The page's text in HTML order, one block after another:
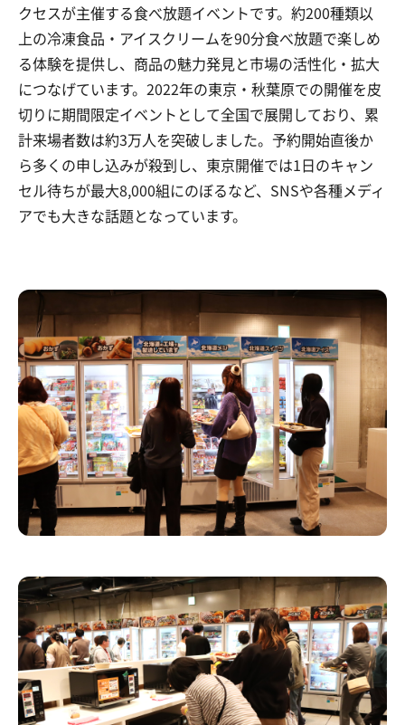
クセスが主催する食べ放題イベントです。約200種類以
上の冷凍食品・アイスクリームを90分食べ放題で楽しめ
る体験を提供し、商品の魅力発見と市場の活性化・拡大
につなげています。2022年の東京・秋葉原での開催を皮
切りに期間限定イベントとして全国で展開しており、累
計来場者数は約3万人を突破しました。予約開始直後か
ら多くの申し込みが殺到し、東京開催では1日のキャン
セル待ちが最大8,000組にのぼるなど、SNSや各種メディ
アでも大きな話題となっています。